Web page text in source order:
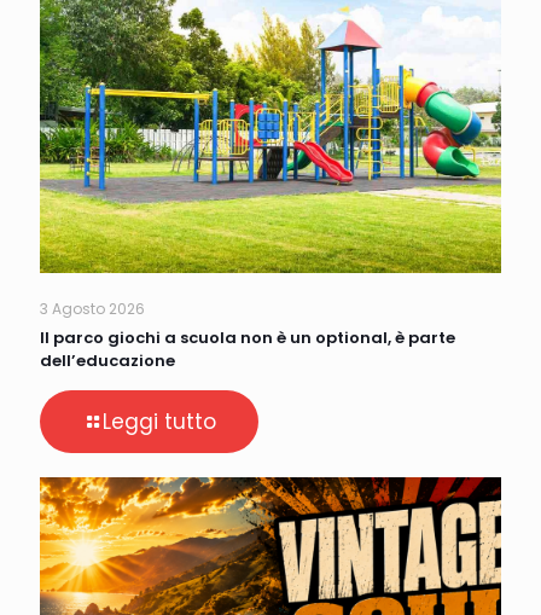
3 Agosto 2026
Il parco giochi a scuola non è un optional, è parte
dell’educazione
Leggi tutto